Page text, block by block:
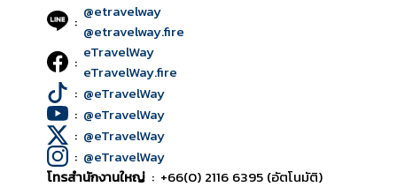
: @etravelway
@etravelway.fire
: eTravelWay
eTravelWay.fire
: @eTravelWay
: @eTravelWay
: @eTravelWay
: @eTravelWay
โทรสำนักงานใหญ่ : +66(0) 2116 6395 (อัตโนมัติ)